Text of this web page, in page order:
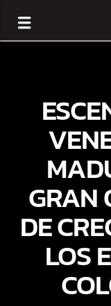
CURRENT TRACK
GRAN
DE
LOS